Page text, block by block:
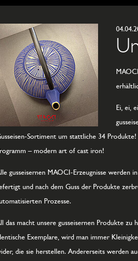
Ei, ei,
Sortiment um stattliche 34
– modern art of cast iron!
gusseisernen MAOCI-Erzeugnisse werden
und nach dem Guss der Produkte
Prozesse.
das macht unsere gusseisernen Produkte
Exemplare, wird man immer
die sie herstellen. Andererseits werden